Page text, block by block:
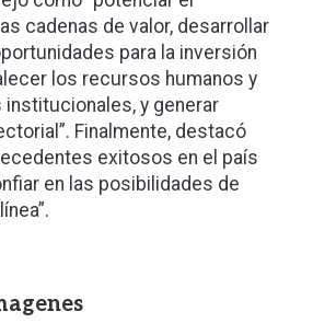
cadenas de valor, desarrollar
para la inversión
los recursos humanos y
institucionales, y generar
Finalmente, destacó
exitosos en el país
en las posibilidades de